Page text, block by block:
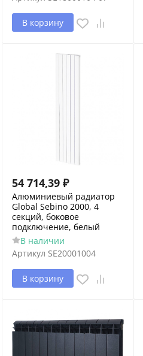
В корзину
54 714,39 ₽
Алюминиевый радиатор
Global Sebino 2000, 4
секций, боковое
подключение, белый
В наличии
Артикул SE20001004
В корзину